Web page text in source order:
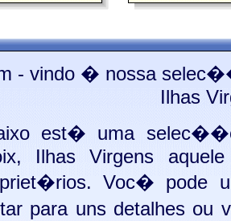
- vindo � nossa
Ilhas
est� uma
Ilhas Virgens
Voc� pode
para uns detalhes ou